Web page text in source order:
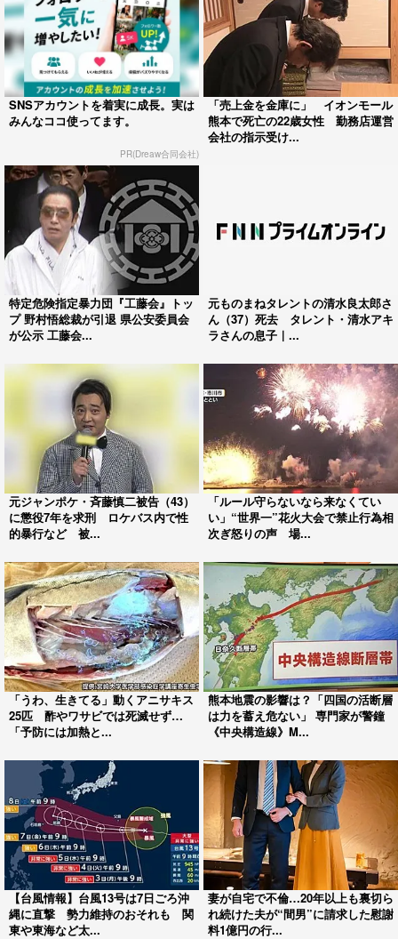
SNSアカウントを着実に成長。実は
みんなココ使ってます。
PR(Dreaw合同会社)
「売上金を金庫に」 イオンモール
熊本で死亡の22歳女性 勤務店運営
会社の指示受け...
特定危険指定暴力団『工藤会』トッ
プ 野村悟総裁が引退 県公安委員会
が公示 工藤会...
元ものまねタレントの清水良太郎さ
ん（37）死去 タレント・清水アキ
ラさんの息子｜...
元ジャンポケ・斉藤慎二被告（43）
に懲役7年を求刑 ロケバス内で性
的暴行など 被...
「ルール守らないなら来なくてい
い」“世界一”花火大会で禁止行為相
次ぎ怒りの声 場...
「うわ、生きてる」動くアニサキス
25匹 酢やワサビでは死滅せず…
「予防には加熱と...
熊本地震の影響は？「四国の活断層
は力を蓄え危ない」 専門家が警鐘
《中央構造線》M...
【台風情報】台風13号は7日ごろ沖
縄に直撃 勢力維持のおそれも 関
東や東海など太...
妻が自宅で不倫…20年以上も裏切ら
れ続けた夫が“間男”に請求した慰謝
料1億円の行...